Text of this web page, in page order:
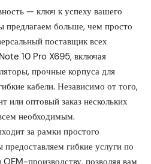
— ключ к успеху вашего
больше, чем просто
поставщик всех
10 Pro X695, включая
прочные корпуса для
кабели. Независимо от того,
или оптовый заказ нескольких
необходимым.
за рамки простого
гибкие услуги по
производству, позволяя вам